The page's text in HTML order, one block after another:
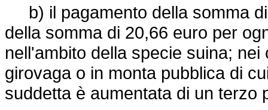
b) il pagamento della somma
della somma di 20,66 euro per
nell'ambito della specie suina;
girovaga o in monta pubblica di
suddetta è aumentata di un terzo